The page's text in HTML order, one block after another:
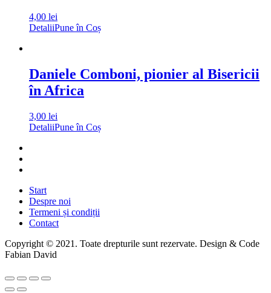
4,00 lei
DetaliiPune în Coș
Daniele Comboni, pionier al Bisericii
în Africa
3,00 lei
DetaliiPune în Coș
Start
Despre noi
Termeni și condiții
Contact
Copyright © 2021. Toate drepturile sunt rezervate. Design & Code
Fabian David